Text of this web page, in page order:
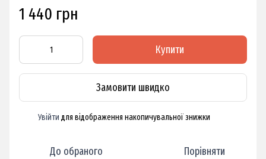
1 440 грн
Купити
Замовити швидко
Увійти для відображення накопичувальної знижки
До обраного Порівняти